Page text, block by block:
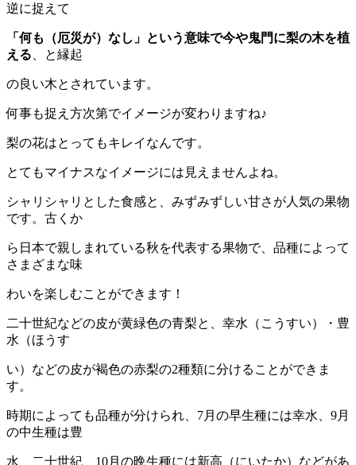
逆に捉えて
「何も（厄災が）なし」という意味で今や鬼門に梨の木を植
える 、と縁起
の良い木とされています。
何事も捉え方次第でイメージが変わりますね♪
梨の花はとってもキレイなんです。
とてもマイナスなイメージには見えませんよね。
シャリシャリとした食感と、みずみずしい甘さが人気の果物
です。古くか
ら日本で親しまれている秋を代表する果物で、品種によって
さまざまな味
わいを楽しむことができます！
二十世紀などの皮が黄緑色の青梨と、幸水（こうすい）・豊
水（ほうす
い）などの皮が褐色の赤梨の2種類に分けることができま
す。
時期によっても品種が分けられ、7月の早生種には幸水、9月
の中生種は豊
水、二十世紀、10月の晩生種には新高（にいたか）などがあ